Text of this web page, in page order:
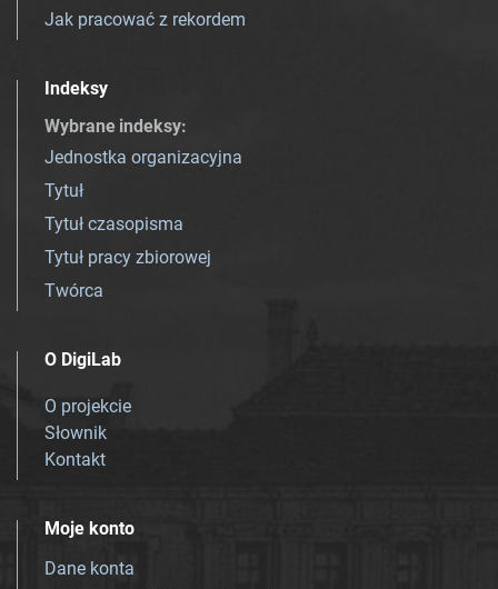
Jak pracować z rekordem
Indeksy
Wybrane indeksy:
Jednostka organizacyjna
Tytuł
Tytuł czasopisma
Tytuł pracy zbiorowej
Twórca
O DigiLab
O projekcie
Słownik
Kontakt
Moje konto
Dane konta